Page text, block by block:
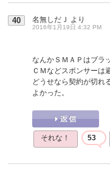
40 名無しだＪ より
2016年1月19日 4:32 PM
なんかＳＭＡＰはブラ
ＣＭなどスポンサーは
どうせなら契約が切れ
よかった。
それな！ 53